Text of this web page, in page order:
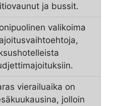
ja bussit.
valikoima
vierailuaika on
jolloin